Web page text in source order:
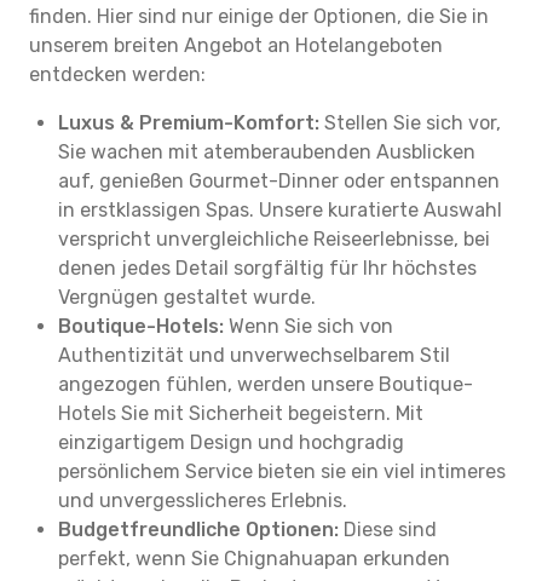
finden. Hier sind nur einige der Optionen, die Sie in
unserem breiten Angebot an Hotelangeboten
entdecken werden:
Luxus & Premium-Komfort: Stellen Sie sich vor,
Sie wachen mit atemberaubenden Ausblicken
auf, genießen Gourmet-Dinner oder entspannen
in erstklassigen Spas. Unsere kuratierte Auswahl
verspricht unvergleichliche Reiseerlebnisse, bei
denen jedes Detail sorgfältig für Ihr höchstes
Vergnügen gestaltet wurde.
Boutique-Hotels: Wenn Sie sich von
Authentizität und unverwechselbarem Stil
angezogen fühlen, werden unsere Boutique-
Hotels Sie mit Sicherheit begeistern. Mit
einzigartigem Design und hochgradig
persönlichem Service bieten sie ein viel intimeres
und unvergesslicheres Erlebnis.
Budgetfreundliche Optionen: Diese sind
perfekt, wenn Sie Chignahuapan erkunden